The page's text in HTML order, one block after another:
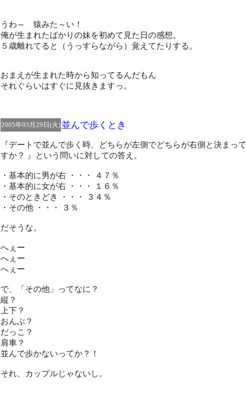
うわ～ 猿みた～い！
俺が生まれたばかりの妹を初めて見た日の感想。
５歳離れてると（うっすらながら）覚えてたりする。
おまえが生まれた時から知ってるんだもん
それぐらいはすぐに見抜きますっ。
2005年03月29日(火) 並んで歩くとき
『デートで並んで歩く時、どちらが左側でどちらが右側と決まっ
すか？ 』という問いに対しての答え。
・基本的に男が右 ・・・ ４７％
・基本的に女が右 ・・・ １６％
・そのときどき ・・・ ３４％
・その他 ・・・ ３％
だそうな。
へぇー
へぇー
へぇー
で、「その他」ってなに？
縦？
上下？
おんぶ？
だっこ？
肩車？
並んで歩かないってか？！
それ、カップルじゃないし。